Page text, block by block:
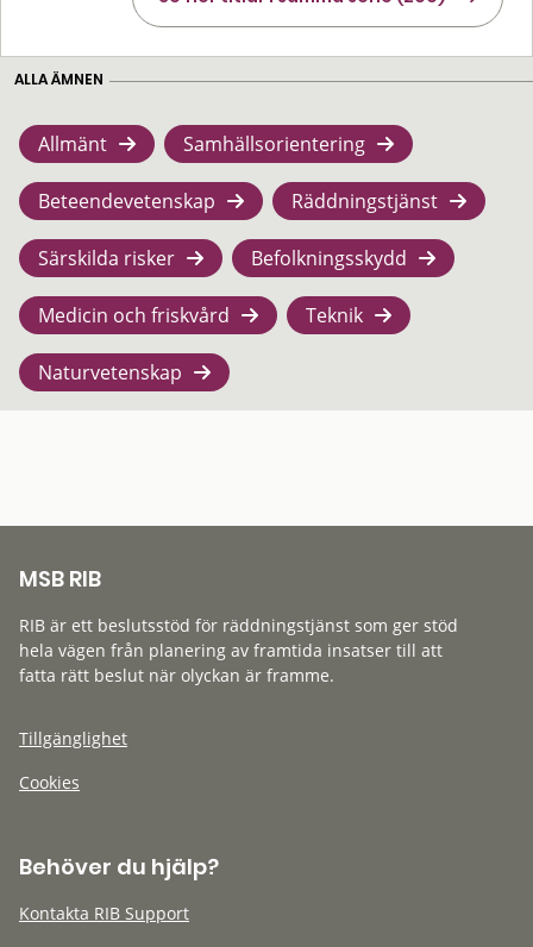
ALLA ÄMNEN
Allmänt Samhällsorientering
Beteendevetenskap Räddningstjänst
Särskilda risker Befolkningsskydd
Medicin och friskvård Teknik
Naturvetenskap
MSB RIB
RIB är ett beslutsstöd för räddningstjänst som ger stöd
hela vägen från planering av framtida insatser till att
fatta rätt beslut när olyckan är framme.
Tillgänglighet
Cookies
Behöver du hjälp?
Kontakta RIB Support